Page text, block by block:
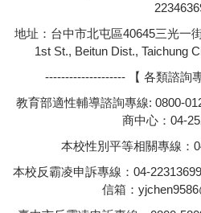
地址：台中市北屯區40645三光
1st St., Beitun Dist., Taichung
-------------------- 【 各類諮詢
教育部適性輔導諮詢專線:
商中心：04-
本校性別平等相關專線：
本校反霸凌申訴專線：04-
信箱：